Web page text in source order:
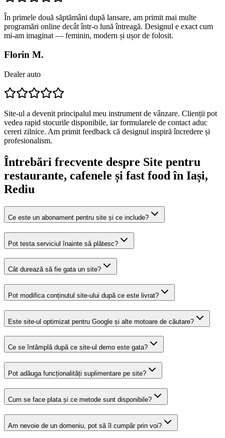
În primele două săptămâni după lansare, am primit mai multe
programări online decât într-o lună întreagă. Designul e exact cum
mi-am imaginat — feminin, modern și ușor de folosit.
Florin M.
Dealer auto
Site-ul a devenit principalul meu instrument de vânzare. Clienții pot
vedea rapid stocurile disponibile, iar formularele de contact aduc
cereri zilnice. Am primit feedback că designul inspiră încredere și
profesionalism.
Întrebări frecvente despre Site pentru
restaurante, cafenele și fast food în Iași,
Rediu
Ce este un abonament pentru site și ce include?
Pot testa serviciul înainte să plătesc?
Cât durează să fie gata un site?
Pot modifica conținutul site-ului după ce este livrat?
Este site-ul optimizat pentru Google și alte motoare de căutare?
Ce se întâmplă după ce site-ul demo este gata?
Pot adăuga funcționalități suplimentare pe site?
Cum se face plata și ce metode sunt disponibile?
Am nevoie de un domeniu, pot să îl cumpăr prin voi?